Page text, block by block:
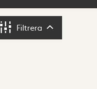
Filtrera Filtrera